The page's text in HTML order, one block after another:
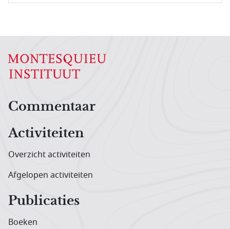
Hoofdnavigatiemenu
Commentaar
Activiteiten
Overzicht activiteiten
Afgelopen activiteiten
Publicaties
Boeken